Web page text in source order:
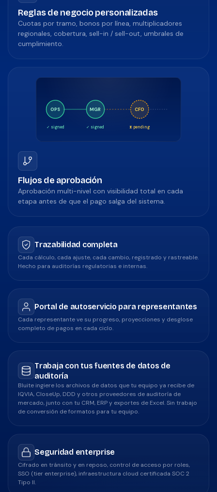
Reglas de negocio personalizadas
Cuotas por tramo, bonos por línea, multiplicadores
regionales, cobertura, sell-in / sell-out, umbrales de
cumplimiento.
OPS MGR CFO
✓ signed ✓ signed ⧗ pending
Flujos de aprobación
Aprobación multi-nivel con visibilidad total en cada
etapa antes de que el pago salga del sistema.
Trazabilidad completa
Cada cálculo, cada ajuste, cada cambio, registrado y rastreable.
Hecho para auditorías regulatorias e internas.
Portal de autoservicio para representantes
Cada representante ve su progreso, proyecciones y desglose
completo de pagos en cada ciclo.
Trabaja con tus fuentes de datos de
auditoría
Bluite ingiere los archivos de datos que tu equipo ya recibe de
IQVIA, CloseUp, DDD y otros proveedores de auditoría de
mercado, junto con tu CRM, ERP y exportes de Excel. Sin trabajo
de conversión de formatos para tu equipo.
Seguridad enterprise
Cifrado en tránsito y en reposo, control de acceso por roles,
SSO (tier enterprise), infraestructura cloud certificada SOC 2
Tipo II.